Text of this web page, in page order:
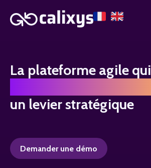
La plateforme agile qui
un levier stratégique
Demander une démo